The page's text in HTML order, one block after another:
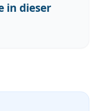
in dieser